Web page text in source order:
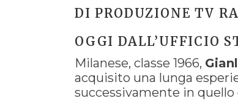
DI PRODUZIONE TV
OGGI DALL’UFFICIO
Milanese, classe 1966,
acquisito una lunga
successivamente in quello